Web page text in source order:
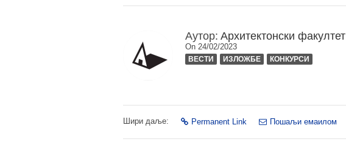
Аутор: Архитектонски факултет
On 24/02/2023
ВЕСТИ ИЗЛОЖБЕ КОНКУРСИ
Шири даље: Permanent Link Пошаљи емаилом